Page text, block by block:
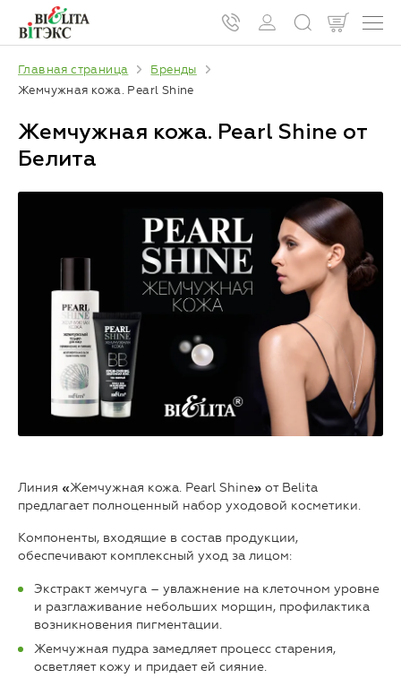
Главная страница
Бренды
Жемчужная кожа. Pearl Shine
Жемчужная кожа. Pearl Shine от
Белита
Линия «Жемчужная кожа. Pearl Shine» от Belita
предлагает полноценный набор уходовой косметики.
Компоненты, входящие в состав продукции,
обеспечивают комплексный уход за лицом:
Экстракт жемчуга – увлажнение на клеточном уровне
и разглаживание небольших морщин, профилактика
возникновения пигментации.
Жемчужная пудра замедляет процесс старения,
осветляет кожу и придает ей сияние.